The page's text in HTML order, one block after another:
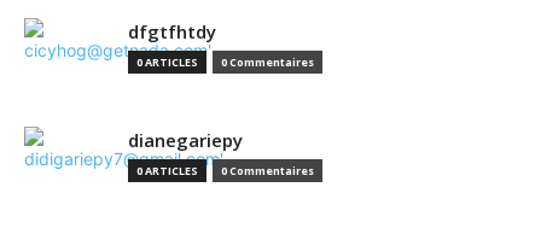
dfgtfhtdy
0 ARTICLES 0 Commentaires
dianegariepy
0 ARTICLES 0 Commentaires